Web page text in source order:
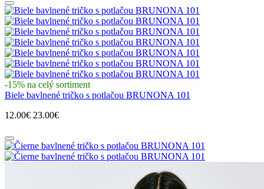
-15% na celý sortiment
Biele bavlnené tričko s potlačou BRUNONA 101
12.00€ 23.00€